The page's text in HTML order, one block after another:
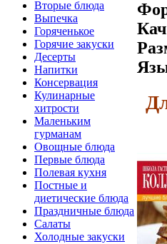
Вторые блюда
Выпечка
Горяченькое
Горячие закуски
Десерты
Напитки
Консервация
Кулинарные
хитрости
Маленьким
гурманам
Овощные блюда
Первые блюда
Полевая кухня
Постные и
диетические блюда
Праздничные блюда
Салаты
Холодные закуски